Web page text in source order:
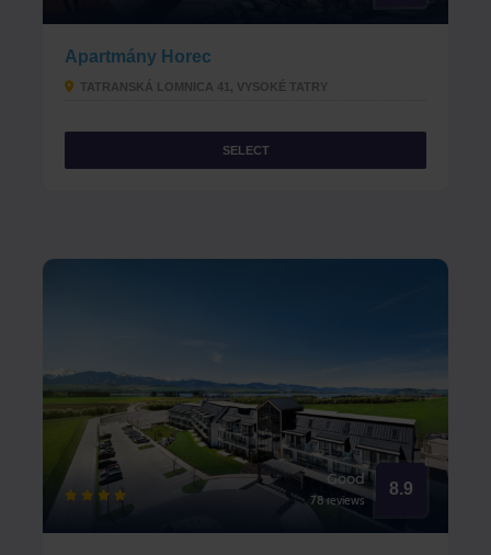
Apartmány Horec
TATRANSKÁ LOMNICA 41​, VYSOKÉ TATRY
SELECT
Good
78 reviews
8.9